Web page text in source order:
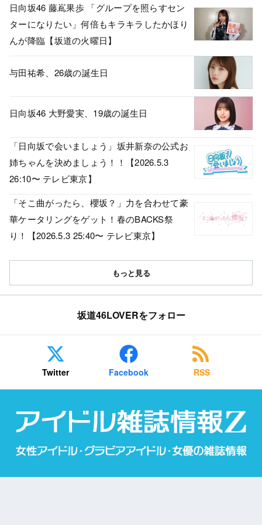
日向坂46 藤嶌果歩 「グループを照らすセン
ターになりたい」何倍もキラキラしたかほり
んが降臨【坂道の火曜日】
与田祐希、26歳の誕生日
日向坂46 大野愛実、19歳の誕生日
「日向坂で会いましょう」坂井新奈の公式お
姉ちゃんを決めましょう！！【2026.5.3
26:10〜 テレビ東京】
「そこ曲がったら、櫻坂？」力を合わせて豪
華ケータリングをゲット！春のBACKS祭
り！【2026.5.3 25:40〜 テレビ東京】
もっと見る
坂道46LOVERをフォロー
Twitter Facebook RSS